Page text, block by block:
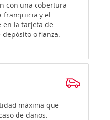
con una cobertura
franquicia y el
en la tarjeta de
o fianza.
máxima que
de daños.